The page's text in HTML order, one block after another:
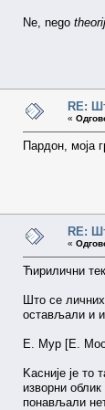
Ne, nego
RE:
«
Пардон, моја
RE:
«
Ћирилични
Што се
остављали и
Е. Мур [E.
Kасније је
изворни
понављали